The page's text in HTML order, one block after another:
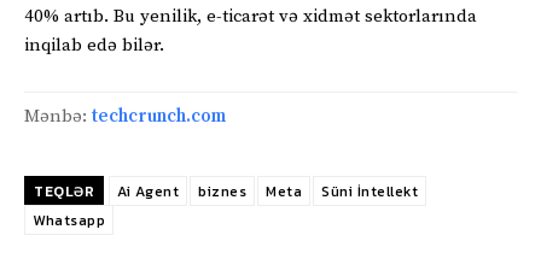
40% artıb. Bu yenilik, e-ticarət və xidmət sektorlarında
inqilab edə bilər.
Mənbə: techcrunch.com
TEQLƏR Ai Agent biznes Meta
Süni İntellekt
Whatsapp